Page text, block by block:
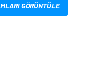
GÖRÜNTÜLE